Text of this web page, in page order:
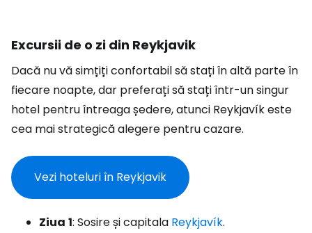
Excursii de o zi din Reykjavik
Dacă nu vă simțiți confortabil să stați în altă parte în
fiecare noapte, dar preferați să stați într-un singur
hotel pentru întreaga ședere, atunci Reykjavík este
cea mai strategică alegere pentru cazare.
Vezi hoteluri în Reykjavik
Ziua 1: Sosire și capitala Reykjavík.